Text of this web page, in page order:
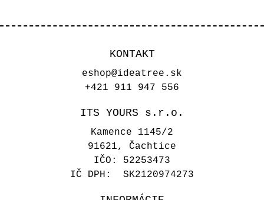
KONTAKT
eshop@ideatree.sk
+421 911 947 556
ITS YOURS s.r.o.
Kamence 1145/2
91621, Čachtice
IČO: 52253473
IČ DPH: SK2120974273